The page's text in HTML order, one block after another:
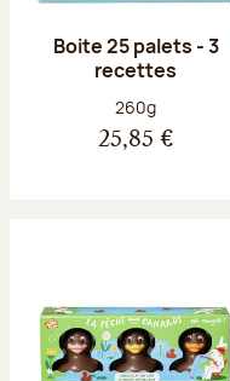
Boite 25 palets - 3
recettes
Poids net :
260g
25,85 €